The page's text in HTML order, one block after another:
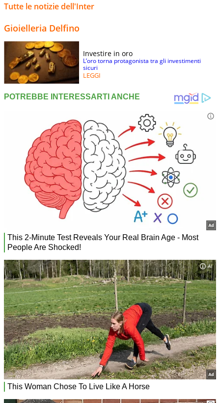
Tutte le notizie dell'Inter
Gioielleria Delfino
Investire in oro
L’oro torna protagonista tra gli investimenti
sicuri
LEGGI